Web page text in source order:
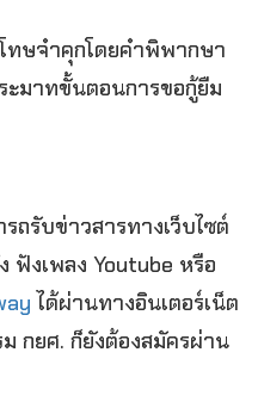
ทษจำคุกโดยคำพิพากษา
ะมาทขั้นตอนการขอกู้ยืม
ถรับข่าวสารทางเว็บไซต์
ฟังเพลง Youtube หรือ
ได้ผ่านทางอินเตอร์เน็ต
กยศ. ก็ยังต้องสมัครผ่าน